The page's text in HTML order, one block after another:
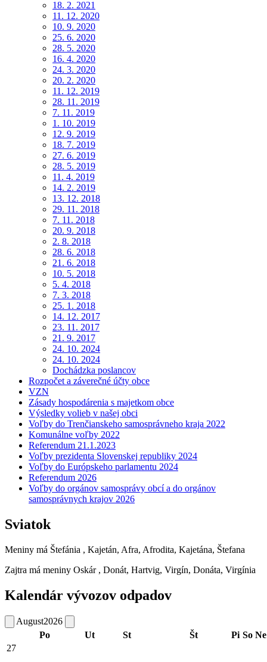
18. 2. 2021
11. 12. 2020
10. 9. 2020
25. 6. 2020
28. 5. 2020
16. 4. 2020
24. 3. 2020
20. 2. 2020
11. 12. 2019
28. 11. 2019
7. 11. 2019
1. 10. 2019
12. 9. 2019
18. 7. 2019
27. 6. 2019
28. 5. 2019
11. 4. 2019
14. 2. 2019
13. 12. 2018
29. 11. 2018
7. 11. 2018
20. 9. 2018
2. 8. 2018
28. 6. 2018
21. 6. 2018
10. 5. 2018
5. 4. 2018
7. 3. 2018
25. 1. 2018
14. 12. 2017
23. 11. 2017
21. 9. 2017
24. 10. 2024
24. 10. 2024
Dochádzka poslancov
Rozpočet a záverečné účty obce
VZN
Zásady hospodárenia s majetkom obce
Výsledky volieb v našej obci
Voľby do Trenčianskeho samosprávneho kraja 2022
Komunálne voľby 2022
Referendum 21.1.2023
Voľby prezidenta Slovenskej republiky 2024
Voľby do Európskeho parlamentu 2024
Referendum 2026
Voľby do orgánov samosprávy obcí a do orgánov
samosprávnych krajov 2026
Sviatok
Meniny má Štefánia , Kajetán, Afra, Afrodita, Kajetána, Štefana
Zajtra má meniny Oskár , Donát, Hartvig, Virgín, Donáta, Virgínia
Kalendár vývozov odpadov
August2026
Po
Ut St Št Pi So Ne
27